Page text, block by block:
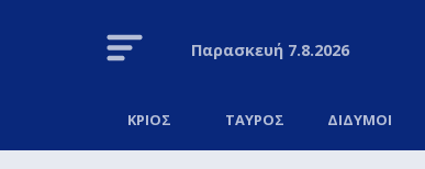
Παρασκευή7.8.2026
ΚΡΙΟΣ ΤΑΥΡΟΣ ΔΙΔΥΜΟΙ